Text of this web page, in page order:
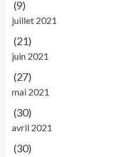
(9)
juillet 2021
(21)
juin 2021
(27)
mai 2021
(30)
avril 2021
(30)